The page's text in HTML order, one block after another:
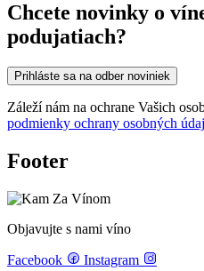
Chcete novinky o
podujatiach?
Prihláste sa na odber noviniek
Záleží nám na ochrane Vašich
podmienky ochrany osobných
Footer
Objavujte s nami víno
Facebook Instagram